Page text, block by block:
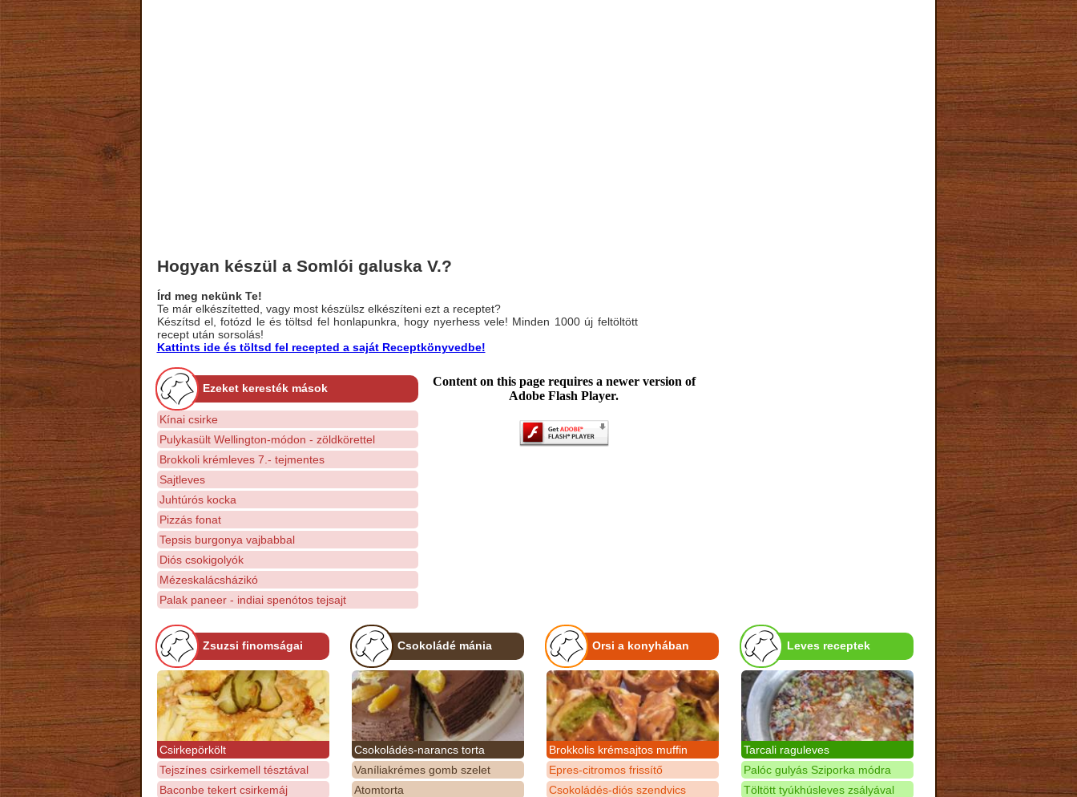
Hogyan készül a Somlói galuska V.?
Írd meg nekünk Te!
Te már elkészítetted, vagy most készülsz elkészíteni ezt a receptet?
Készítsd el, fotózd le és töltsd fel honlapunkra, hogy nyerhess vele! Minden 1000 új feltöltött
recept után sorsolás!
Kattints ide és töltsd fel recepted a saját Receptkönyvedbe!
Ezeket keresték mások
Kínai csirke
Pulykasült Wellington-módon - zöldkörettel
Brokkoli krémleves 7.- tejmentes
Sajtleves
Juhtúrós kocka
Pizzás fonat
Tepsis burgonya vajbabbal
Diós csokigolyók
Mézeskalácsházikó
Palak paneer - indiai spenótos tejsajt
Content on this page requires a newer version of
Adobe Flash Player.
Zsuzsi finomságai
Csirkepörkölt
Tejszínes csirkemell tésztával
Baconbe tekert csirkemáj
Csokoládé mánia
Csokoládés-narancs torta
Vaníliakrémes gomb szelet
Atomtorta
Orsi a konyhában
Brokkolis krémsajtos muffin
Epres-citromos frissítő
Csokoládés-diós szendvics
Leves receptek
Tarcali raguleves
Palóc gulyás Sziporka módra
Töltött tyúkhúsleves zsályával